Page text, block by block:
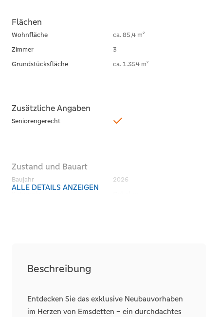
Flächen
Wohnfläche
ca. 85,4 m²
Zimmer
3
Grundstücksfläche
ca. 1.354 m²
Zusätzliche Angaben
Seniorengerecht
Zustand und Bauart
Baujahr
2026
Räume, Flure und Etagen
Schlafzimmer
2
ALLE DETAILS ANZEIGEN
Beschreibung
Entdecken Sie das exklusive Neubauvorhaben
im Herzen von Emsdetten – ein durchdachtes